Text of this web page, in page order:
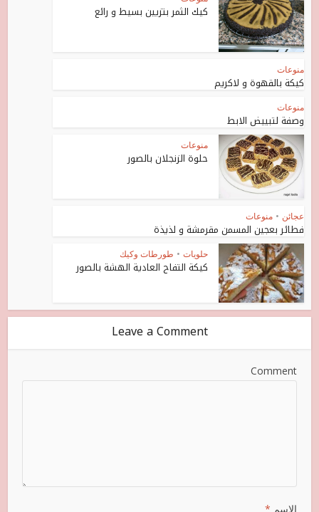
كيك الثمر بتزيين بسيط و رائع
منوعات
كيكة بالقهوة و لاكريم
منوعات
وصفة لتبييض الابط
منوعات
حلوة الزنجلان بالصور
عجائن • منوعات
فطائر بعجين المسمن مقرمشة و لذيذة
حلويات • طورطات وكيك
كيكة التفاح العادية الهشة بالصور
Leave a Comment
Comment
الاسم *